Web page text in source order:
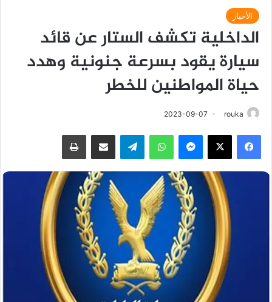
الأخبار
الداخلية تكشف الستار عن قائد
سيارة يقود بسرعة جنونية وهدد
حياة المواطنين للخطر
rouka
2023-09-07
فيسبوك ‫X ماسنجر واتساب تيلقرام مشاركة عبر البريد طباعة